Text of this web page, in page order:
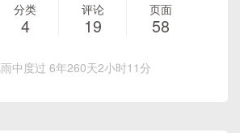
分类
4
评论
19
页面
58
中度过 6年260天2小时11分